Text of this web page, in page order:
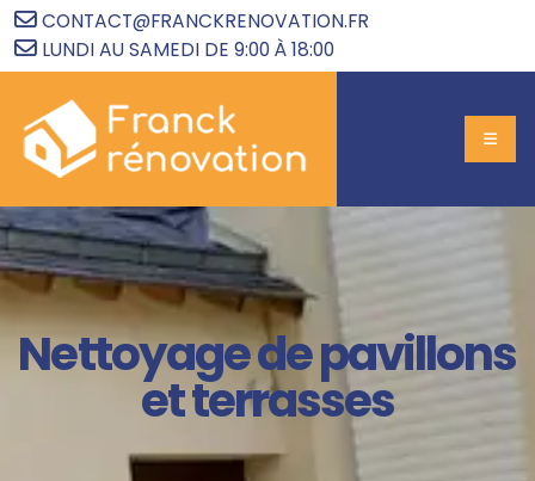
CONTACT@FRANCKRENOVATION.FR
LUNDI AU SAMEDI DE 9:00 À 18:00
Nettoyage de pavillons
et terrasses